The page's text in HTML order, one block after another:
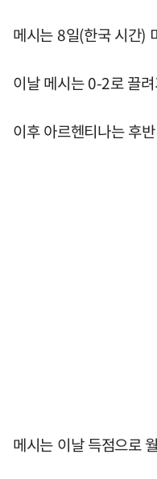
메시는 8일(한국 시간)
이날 메시는 0-2로 끌
이후 아르헨티나는 후
메시는 이날 득점으로